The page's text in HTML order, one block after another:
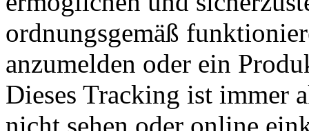
ordnungsgemäß
anzumelden oder ein
Dieses Tracking ist immer
nicht sehen oder online